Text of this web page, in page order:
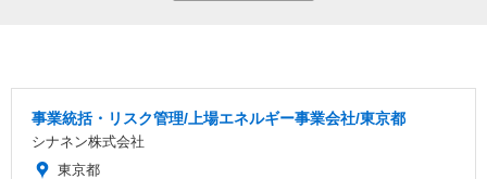
事業統括・リスク管理/上場エネルギー事業会社/東京都
シナネン株式会社
東京都